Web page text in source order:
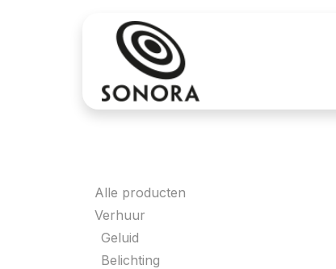
Alle producten
Verhuur
Geluid
Belichting